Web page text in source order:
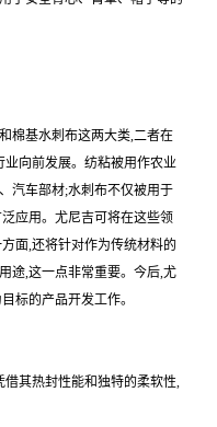
棉基水刺布这两大类,二者在
向前发展。纺粘被用作农业
汽车部材;水刺布不仅被用于
应用。尤尼吉可将在这些领
面,还将针对作为传统材料的
途,这一点非常重要。今后,尤
标的产品开发工作。
其热封性能和独特的柔软性,